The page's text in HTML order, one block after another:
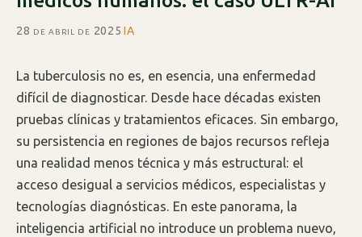
28 de abril de 2025·IA
La tuberculosis no es, en esencia, una enfermedad
difícil de diagnosticar. Desde hace décadas existen
pruebas clínicas y tratamientos eficaces. Sin embargo,
su persistencia en regiones de bajos recursos refleja
una realidad menos técnica y más estructural: el
acceso desigual a servicios médicos, especialistas y
tecnologías diagnósticas. En este panorama, la
inteligencia artificial no introduce un problema nuevo,